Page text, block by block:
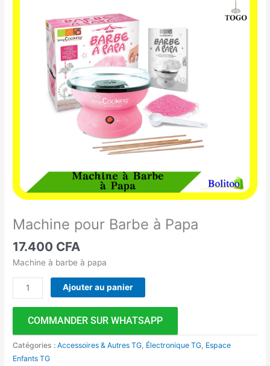
Machine pour Barbe à Papa
17.400 CFA
Machine à barbe à papa
Ajouter au panier
COMMANDER SUR WHATSAPP
Catégories :Accessoires & Autres TG Électronique TG Espace
Enfants TG